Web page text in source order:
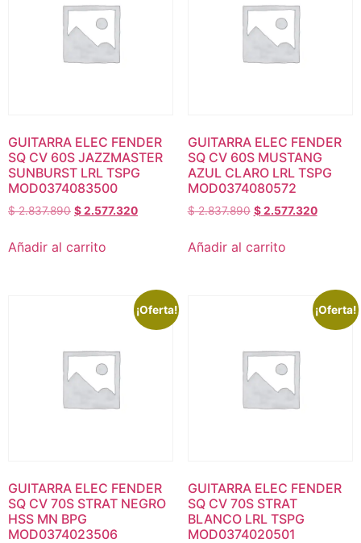
GUITARRA ELEC FENDER
SQ CV 60S JAZZMASTER
SUNBURST LRL TSPG
MOD0374083500
$2.837.890 $2.577.320
Añadir al carrito
GUITARRA ELEC FENDER
SQ CV 60S MUSTANG
AZUL CLARO LRL TSPG
MOD0374080572
$2.837.890 $2.577.320
Añadir al carrito
¡Oferta!
GUITARRA ELEC FENDER
SQ CV 70S STRAT NEGRO
HSS MN BPG
MOD0374023506
¡Oferta!
GUITARRA ELEC FENDER
SQ CV 70S STRAT
BLANCO LRL TSPG
MOD0374020501